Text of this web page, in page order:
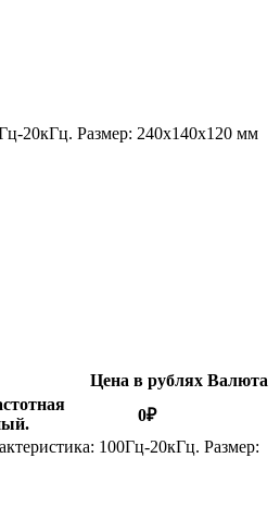
20кГц. Размер: 240х140х120 мм
Цена в рублях Валюта
0₽
100Гц-20кГц. Размер: